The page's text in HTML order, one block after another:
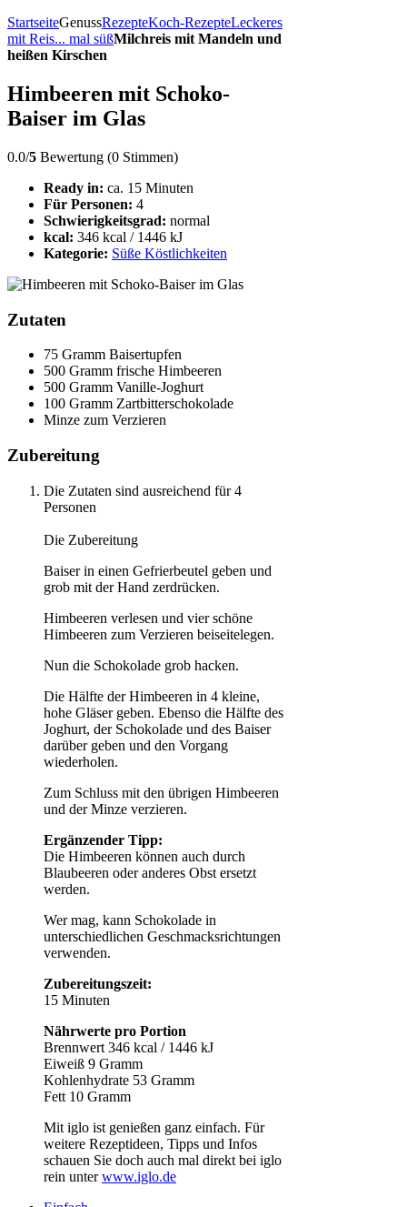
StartseiteGenussRezepteKoch-RezepteLeckeres
mit Reis... mal süßMilchreis mit Mandeln und
heißen Kirschen
Himbeeren mit Schoko-
Baiser im Glas
0.0/5 Bewertung (0 Stimmen)
Ready in: ca. 15 Minuten
Für Personen: 4
Schwierigkeitsgrad: normal
kcal: 346 kcal / 1446 kJ
Kategorie: Süße Köstlichkeiten
Zutaten
75 Gramm Baisertupfen
500 Gramm frische Himbeeren
500 Gramm Vanille-Joghurt
100 Gramm Zartbitterschokolade
Minze zum Verzieren
Zubereitung
Die Zutaten sind ausreichend für 4
Personen
Die Zubereitung
Baiser in einen Gefrierbeutel geben und
grob mit der Hand zerdrücken.
Himbeeren verlesen und vier schöne
Himbeeren zum Verzieren beiseitelegen.
Nun die Schokolade grob hacken.
Die Hälfte der Himbeeren in 4 kleine,
hohe Gläser geben. Ebenso die Hälfte des
Joghurt, der Schokolade und des Baiser
darüber geben und den Vorgang
wiederholen.
Zum Schluss mit den übrigen Himbeeren
und der Minze verzieren.
Ergänzender Tipp:
Die Himbeeren können auch durch
Blaubeeren oder anderes Obst ersetzt
werden.
Wer mag, kann Schokolade in
unterschiedlichen Geschmacksrichtungen
verwenden.
Zubereitungszeit:
15 Minuten
Nährwerte pro Portion
Brennwert 346 kcal / 1446 kJ
Eiweiß 9 Gramm
Kohlenhydrate 53 Gramm
Fett 10 Gramm
Mit iglo ist genießen ganz einfach. Für
weitere Rezeptideen, Tipps und Infos
schauen Sie doch auch mal direkt bei iglo
rein unterwww.iglo.de